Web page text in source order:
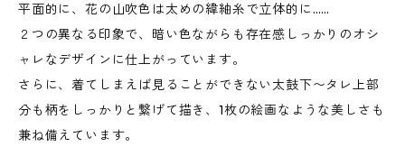
平面的に、花の山吹色は太めの緯紬糸で立体的に……
２つの異なる印象で、暗い色ながらも存在感しっかりのオシ
ャレなデザインに仕上がっています。
さらに、着てしまえば見ることができない太鼓下〜タレ上部
分も柄をしっかりと繋げて描き、1枚の絵画なような美しさも
兼ね備えています。